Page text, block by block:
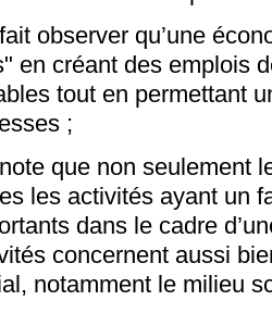
observer qu’une
en créant des emplois
tout en permettant
;
que non seulement
les activités ayant un
dans le cadre
concernent aussi
notamment le milieu